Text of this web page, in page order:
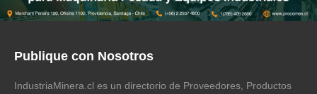
Publique con Nosotros
IndustriaMinera.cl es un directorio de Proveedores, Productos